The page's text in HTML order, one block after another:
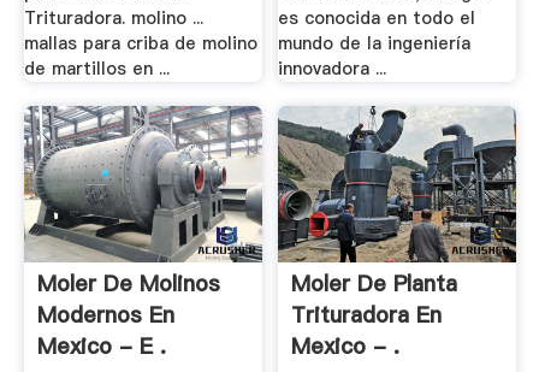
Trituradora. molino ...
mallas para criba de molino
de martillos en ...
es conocida en todo el
mundo de la ingeniería
innovadora ...
Moler De Molinos
Modernos En
Mexico - E .
Moler De Planta
Trituradora En
Mexico - .